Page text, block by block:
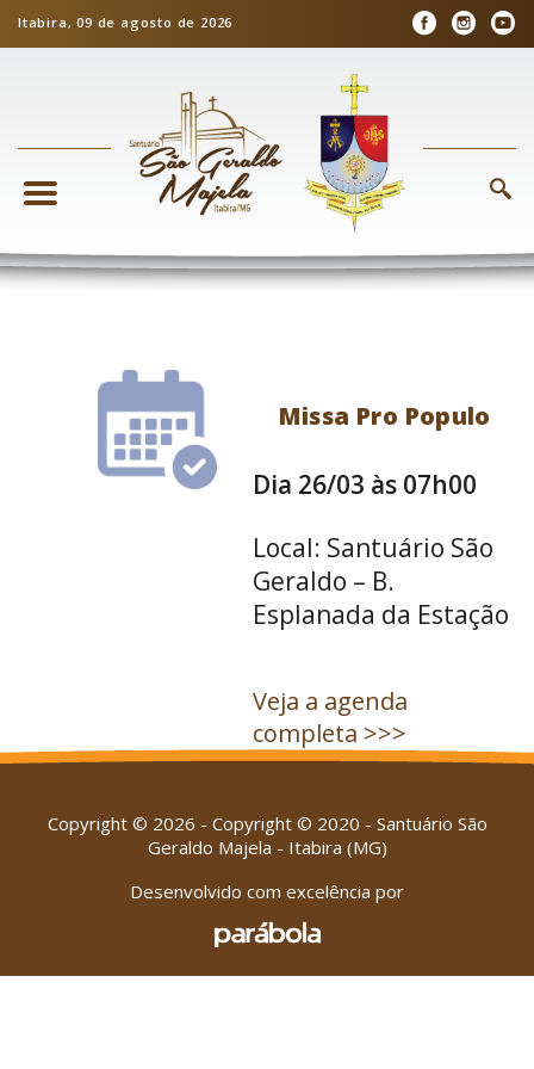
Itabira, 09 de agosto de 2026
Missa Pro Populo
Dia 26/03 às 07h00
Local: Santuário São
Geraldo – B.
Esplanada da Estação
Veja a agenda
completa >>>
Copyright © 2026 - Copyright © 2020 - Santuário São
Geraldo Majela - Itabira (MG)
Desenvolvido com excelência por